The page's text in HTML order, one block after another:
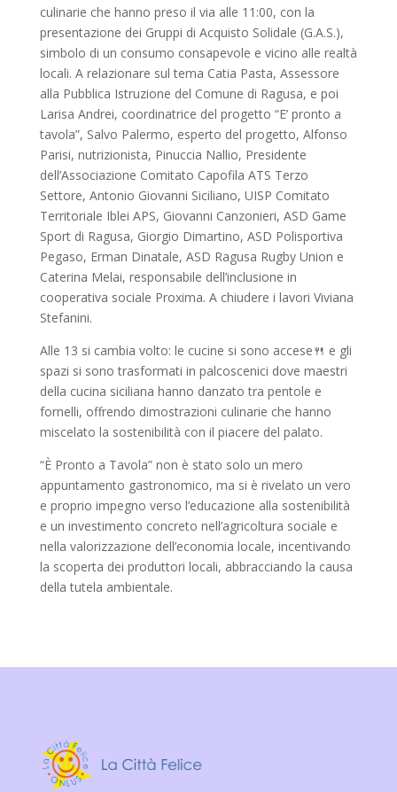
culinarie che hanno preso il via alle 11:00, con la
presentazione dei Gruppi di Acquisto Solidale (G.A.S.),
simbolo di un consumo consapevole e vicino alle realtà
locali. A relazionare sul tema Catia Pasta, Assessore
alla Pubblica Istruzione del Comune di Ragusa, e poi
Larisa Andrei, coordinatrice del progetto “E’ pronto a
tavola”, Salvo Palermo, esperto del progetto, Alfonso
Parisi, nutrizionista, Pinuccia Nallio, Presidente
dell’Associazione Comitato Capofila ATS Terzo
Settore, Antonio Giovanni Siciliano, UISP Comitato
Territoriale Iblei APS, Giovanni Canzonieri, ASD Game
Sport di Ragusa, Giorgio Dimartino, ASD Polisportiva
Pegaso, Erman Dinatale, ASD Ragusa Rugby Union e
Caterina Melai, responsabile dell’inclusione in
cooperativa sociale Proxima. A chiudere i lavori Viviana
Stefanini.
Alle 13 si cambia volto: le cucine si sono accese🍴 e gli
spazi si sono trasformati in palcoscenici dove maestri
della cucina siciliana hanno danzato tra pentole e
fornelli, offrendo dimostrazioni culinarie che hanno
miscelato la sostenibilità con il piacere del palato.
“È Pronto a Tavola” non è stato solo un mero
appuntamento gastronomico, ma si è rivelato un vero
e proprio impegno verso l’educazione alla sostenibilità
e un investimento concreto nell’agricoltura sociale e
nella valorizzazione dell’economia locale, incentivando
la scoperta dei produttori locali, abbracciando la causa
della tutela ambientale.